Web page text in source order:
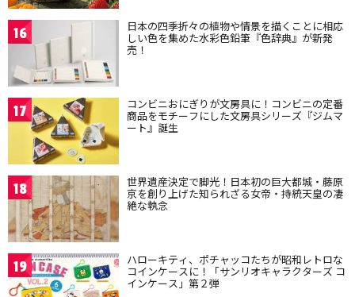
16 日本の四季折々の植物や情景を描くことに相応
しい色を集めた水彩色鉛筆『色辞典』が新発
売！
17 コンビニおにぎりが文房具に！コンビニの定番
商品をモチーフにした文房具シリーズ『ジムマ
ート』誕生
18 世界遺産決定で脚光！日本初の巨大都城・藤原
京を創り上げた知られざる女帝・持統天皇の凄
絶な執念
19 ハローキティ、ポチャッコたちが昭和レトロな
コインケースに！「サンリオキャラクターズ コ
インケース」第２弾